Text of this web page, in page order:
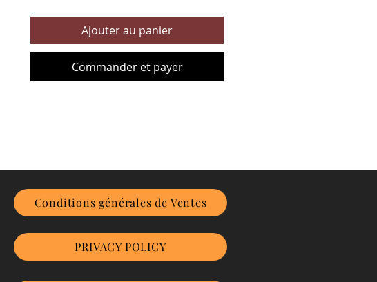
Ajouter au panier
Commander et payer
Conditions générales de Ventes
PRIVACY POLICY